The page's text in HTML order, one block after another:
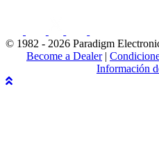
© 1982 - 2026 Paradigm
Become a Dealer|
Información